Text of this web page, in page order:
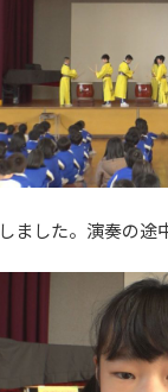
ました。演奏の途